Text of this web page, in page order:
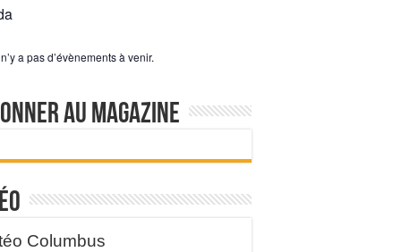
a pas d’évènements à venir.
au magazine